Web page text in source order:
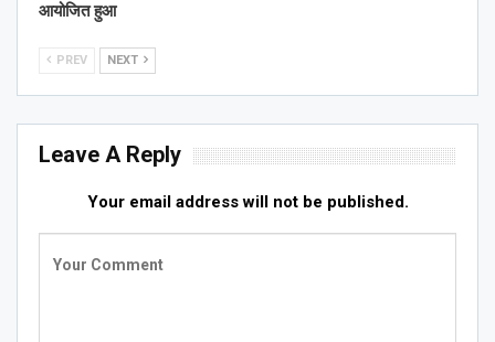
आयोजित हुआ
PREV NEXT
Leave A Reply
Your email address will not be published.